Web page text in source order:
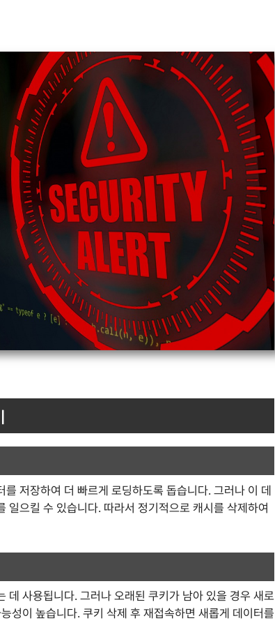
저장하여 더 빠르게 로딩하도록 돕습니다. 그러나 이 데
일으킬 수 있습니다. 따라서 정기적으로 캐시를 삭제하여
데 사용됩니다. 그러나 오래된 쿠키가 남아 있을 경우 새로
성이 높습니다. 쿠키 삭제 후 재접속하면 새롭게 데이터를